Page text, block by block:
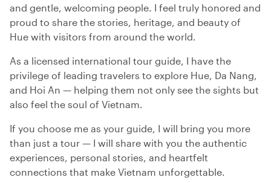
and gentle, welcoming people. I feel truly honored and
proud to share the stories, heritage, and beauty of
Hue with visitors from around the world.
As a licensed international tour guide, I have the
privilege of leading travelers to explore Hue, Da Nang,
and Hoi An — helping them not only see the sights but
also feel the soul of Vietnam.
If you choose me as your guide, I will bring you more
than just a tour — I will share with you the authentic
experiences, personal stories, and heartfelt
connections that make Vietnam unforgettable.